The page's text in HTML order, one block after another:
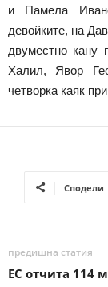
и Памела
девойките, на
двуместно
Халил, Явор
четворка каяк
Сподели
предишна статия
ЕС отчита 114